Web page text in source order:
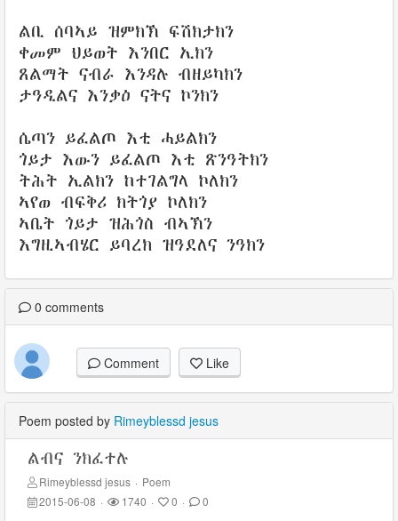
ልቢ ሰባኣይ ዝምክኽ ፍሽክታክን
ቀመም ህይወት እንበር ኢክን
ጸልማት ናብራ እንዳሉ ብዘይካክን
ታዓዲልና እንቃዕ ናትና ኮንክን
ሴጣን ይፈልጦ እቲ ሓይልክን
ጎይታ እውን ይፈልጦ እቲ ጽንዓትክን
ትሕት ኢልክን ከተገልግላ ኮለክን
ኣየወ ብፍቅሪ ክትጎያ ኮለክን
ኣቤት ጎይታ ዝሕጎስ ብኣኽን
እግዚኣብሄር ይባረክ ዝዓደለና ንዓክን
0 comments
Comment Like
Poem posted by Rimeyblessd jesus
ልብና ንክፈተሉ
Rimeyblessd jesus · Poem
2015-06-08 · 1740 · 0 · 0